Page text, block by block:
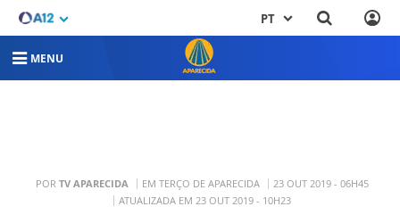
PT
MENU
POR TV APARECIDA EM TERÇO DE APARECIDA
23 OUT 2019 - 06H45
ATUALIZADA EM 23 OUT 2019 - 10H23